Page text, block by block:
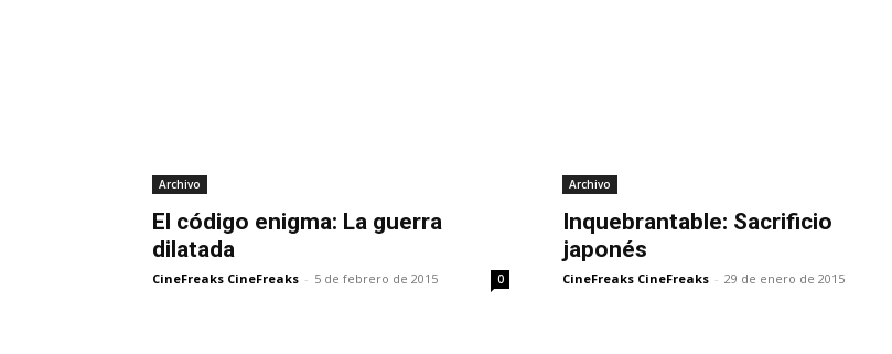
Archivo
El código enigma: La guerra
dilatada
CineFreaks CineFreaks - 5 de febrero de 2015 0
Archivo
Inquebrantable: Sacrificio
japonés
CineFreaks CineFreaks - 29 de enero de 2015